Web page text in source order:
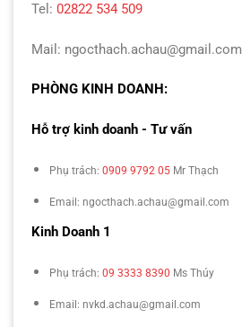
Tel: 02822 534 509
Mail: ngocthach.achau@gmail.com
PHÒNG KINH DOANH:
Hỗ trợ kinh doanh - Tư vấn
Phụ trách: 0909 9792 05 Mr Thạch
Email: ngocthach.achau@gmail.com
Kinh Doanh 1
Phụ trách: 09 3333 8390 Ms Thúy
Email: nvkd.achau@gmail.com